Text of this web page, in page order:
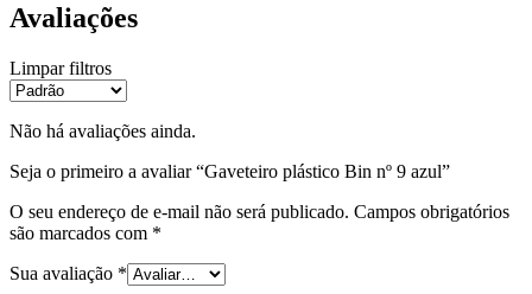
Avaliações
Limpar filtros
Não há avaliações ainda.
Seja o primeiro a avaliar “Gaveteiro plástico Bin nº 9 azul”
O seu endereço de e-mail não será publicado. Campos obrigatórios
são marcados com *
Sua avaliação *